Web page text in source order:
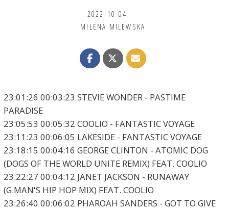
2022-10-04
MILENA MILEWSKA
23:01:26 00:03:23 STEVIE WONDER - PASTIME
PARADISE
23:05:53 00:05:32 COOLIO - FANTASTIC VOYAGE
23:11:23 00:06:05 LAKESIDE - FANTASTIC VOYAGE
23:18:15 00:04:16 GEORGE CLINTON - ATOMIC DOG
(DOGS OF THE WORLD UNITE REMIX) FEAT. COOLIO
23:22:27 00:04:12 JANET JACKSON - RUNAWAY
(G.MAN'S HIP HOP MIX) FEAT. COOLIO
23:26:40 00:06:02 PHAROAH SANDERS - GOT TO GIVE